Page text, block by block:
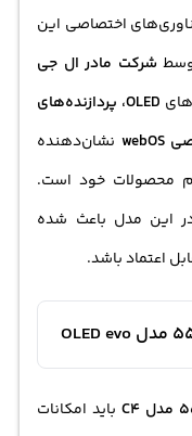
اختصاصی این
شرکت مادر ال جی
OLED، پردازنده‌های
نشان‌دهنده
محصولات خود است.
این مدل باعث شده
اعتماد باشد.
باید امکانات